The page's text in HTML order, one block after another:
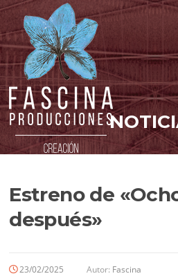
Saltar
contenido
Estreno de
después»
23/02/2025 Autor: Fascina